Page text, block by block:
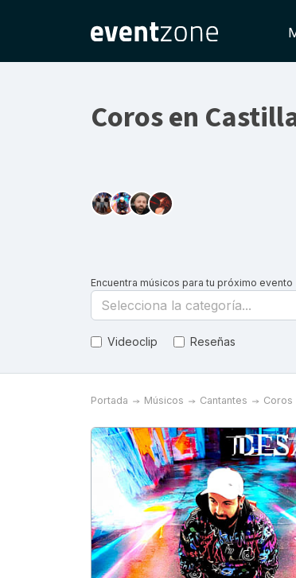
Coros en
Encuentra músicos para tu próximo evento
Selecciona la categoría...
Videoclip Reseñas
Portada Músicos Cantantes Coros